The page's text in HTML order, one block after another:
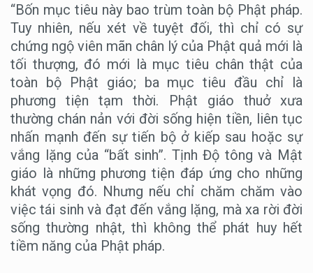
“Bốn mục tiêu này bao trùm toàn bộ Phật pháp.
Tuy nhiên, nếu xét về tuyệt đối, thì chỉ có sự
chứng ngộ viên mãn chân lý của Phật quả mới là
tối thượng, đó mới là mục tiêu chân thật của
toàn bộ Phật giáo; ba mục tiêu đầu chỉ là
phương tiện tạm thời. Phật giáo thuở xưa
thường chán nản với đời sống hiện tiền, liên tục
nhấn mạnh đến sự tiến bộ ở kiếp sau hoặc sự
vắng lặng của “bất sinh”. Tịnh Độ tông và Mật
giáo là những phương tiện đáp ứng cho những
khát vọng đó. Nhưng nếu chỉ chăm chăm vào
việc tái sinh và đạt đến vắng lặng, mà xa rời đời
sống thường nhật, thì không thể phát huy hết
tiềm năng của Phật pháp.